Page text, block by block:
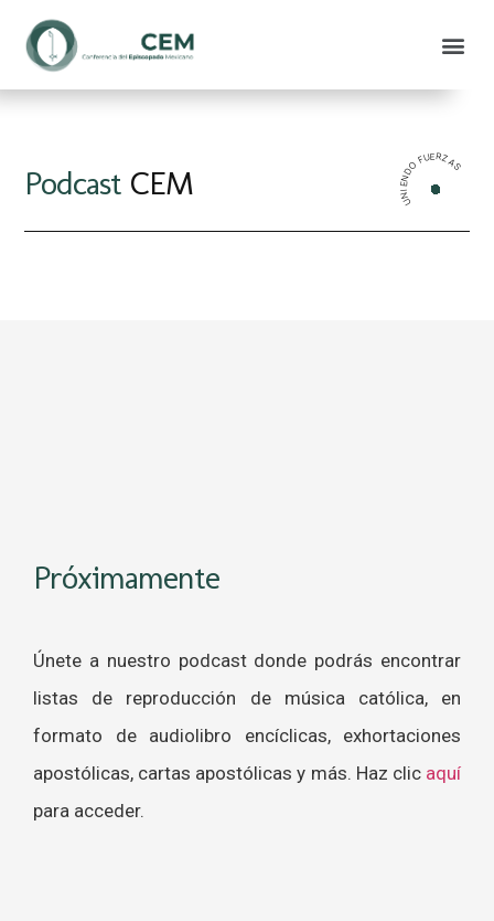
Podcast CEM UNIENDO FUERZAS
Próximamente
Únete a nuestro podcast donde podrás encontrar
listas de reproducción de música católica, en
formato de audiolibro encíclicas, exhortaciones
apostólicas, cartas apostólicas y más. Haz clic aquí
para acceder.